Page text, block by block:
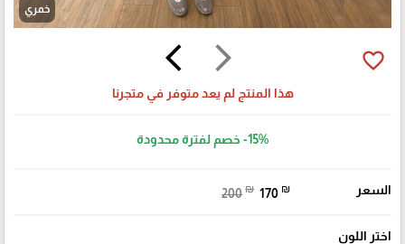
خمري
arrow_forward_ios
arrow_back_ios favorite_border
هذا المنتج لم يعد متوفر في متجرنا
-15% خصم لفترة محدودة
السعر 200 ₪ 170 ₪
اختر اللون